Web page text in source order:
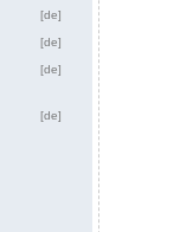
[de]
[de]
[de]
[de]